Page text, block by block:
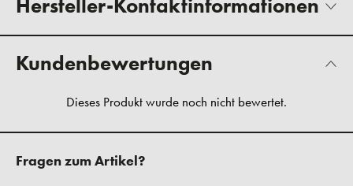
Hersteller-Kontaktinformationen
Kundenbewertungen
Fragen zum Artikel?